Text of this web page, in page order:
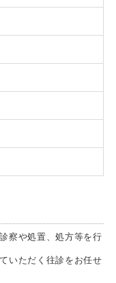
察や処置、処方等を行
いただく往診をお任せ